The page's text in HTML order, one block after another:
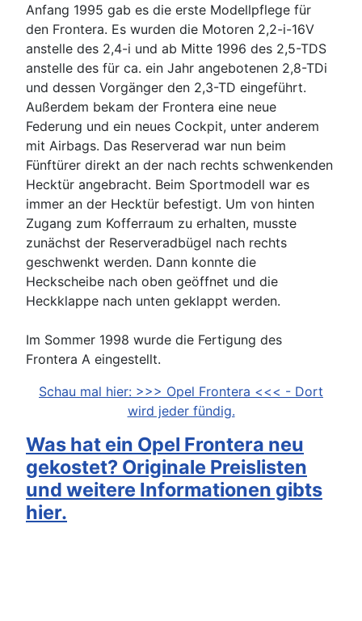
Anfang 1995 gab es die erste Modellpflege für
den Frontera. Es wurden die Motoren 2,2-i-16V
anstelle des 2,4-i und ab Mitte 1996 des 2,5-TDS
anstelle des für ca. ein Jahr angebotenen 2,8-TDi
und dessen Vorgänger den 2,3-TD eingeführt.
Außerdem bekam der Frontera eine neue
Federung und ein neues Cockpit, unter anderem
mit Airbags. Das Reserverad war nun beim
Fünftürer direkt an der nach rechts schwenkenden
Hecktür angebracht. Beim Sportmodell war es
immer an der Hecktür befestigt. Um von hinten
Zugang zum Kofferraum zu erhalten, musste
zunächst der Reserveradbügel nach rechts
geschwenkt werden. Dann konnte die
Heckscheibe nach oben geöffnet und die
Heckklappe nach unten geklappt werden.
Im Sommer 1998 wurde die Fertigung des
Frontera A eingestellt.
Schau mal hier: >>> Opel Frontera <<< - Dort
wird jeder fündig.
Was hat ein Opel Frontera neu
gekostet? Originale Preislisten
und weitere Informationen gibts
hier.